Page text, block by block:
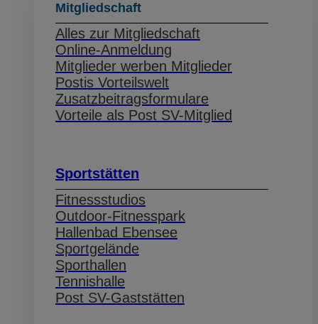
Mitgliedschaft
Alles zur Mitgliedschaft
Online-Anmeldung
Mitglieder werben Mitglieder
Postis Vorteilswelt
Zusatzbeitragsformulare
Vorteile als Post SV-Mitglied
Sportstätten
Fitnessstudios
Outdoor-Fitnesspark
Hallenbad Ebensee
Sportgelände
Sporthallen
Tennishalle
Post SV-Gaststätten